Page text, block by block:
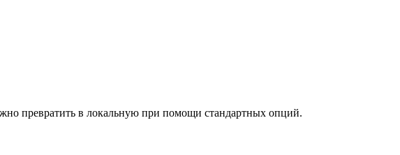
превратить в локальную при помощи стандартных опций.